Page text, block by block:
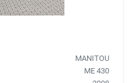
MANITOU
ME 430